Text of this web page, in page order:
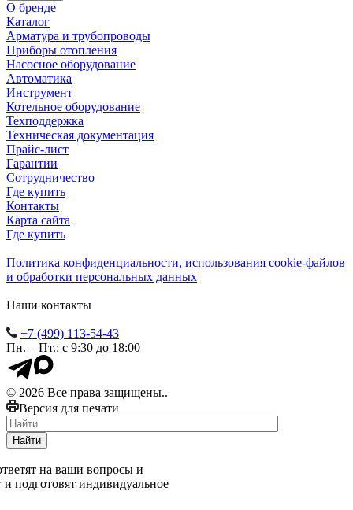
О бренде
Каталог
Арматура и трубопроводы
Приборы отопления
Насосное оборудование
Автоматика
Инструмент
Котельное оборудование
Техподдержка
Техническая документация
Прайс-лист
Гарантии
Сотрудничество
Где купить
Контакты
Карта сайта
Где купить
Политика конфиденциальности, использования сookie-файлов
и обработки персональных данных
Наши контакты
+7 (499) 113-54-43
Пн. – Пт.: с 9:30 до 18:00
© 2026 Все права защищены..
Версия для печати
Найти
на ваши вопросы и
и подготовят индивидуальное